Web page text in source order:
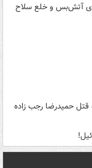
آتش‌بس و خلع سلاح
قتل حمیدرضا رجب زاده